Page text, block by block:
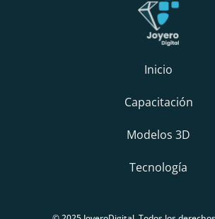
Inicio
Capacitación
Modelos 3D
Tecnología